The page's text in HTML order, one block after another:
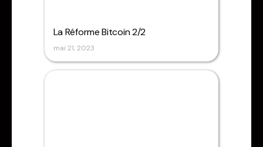
La Réforme Bitcoin 2/2
mai 21, 2023